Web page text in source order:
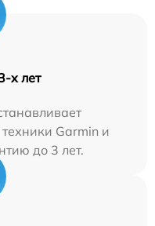
х лет
Garmin и
до 3 лет.